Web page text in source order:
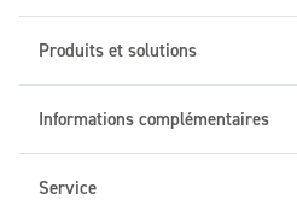
Produits et solutions
Informations complémentaires
Service